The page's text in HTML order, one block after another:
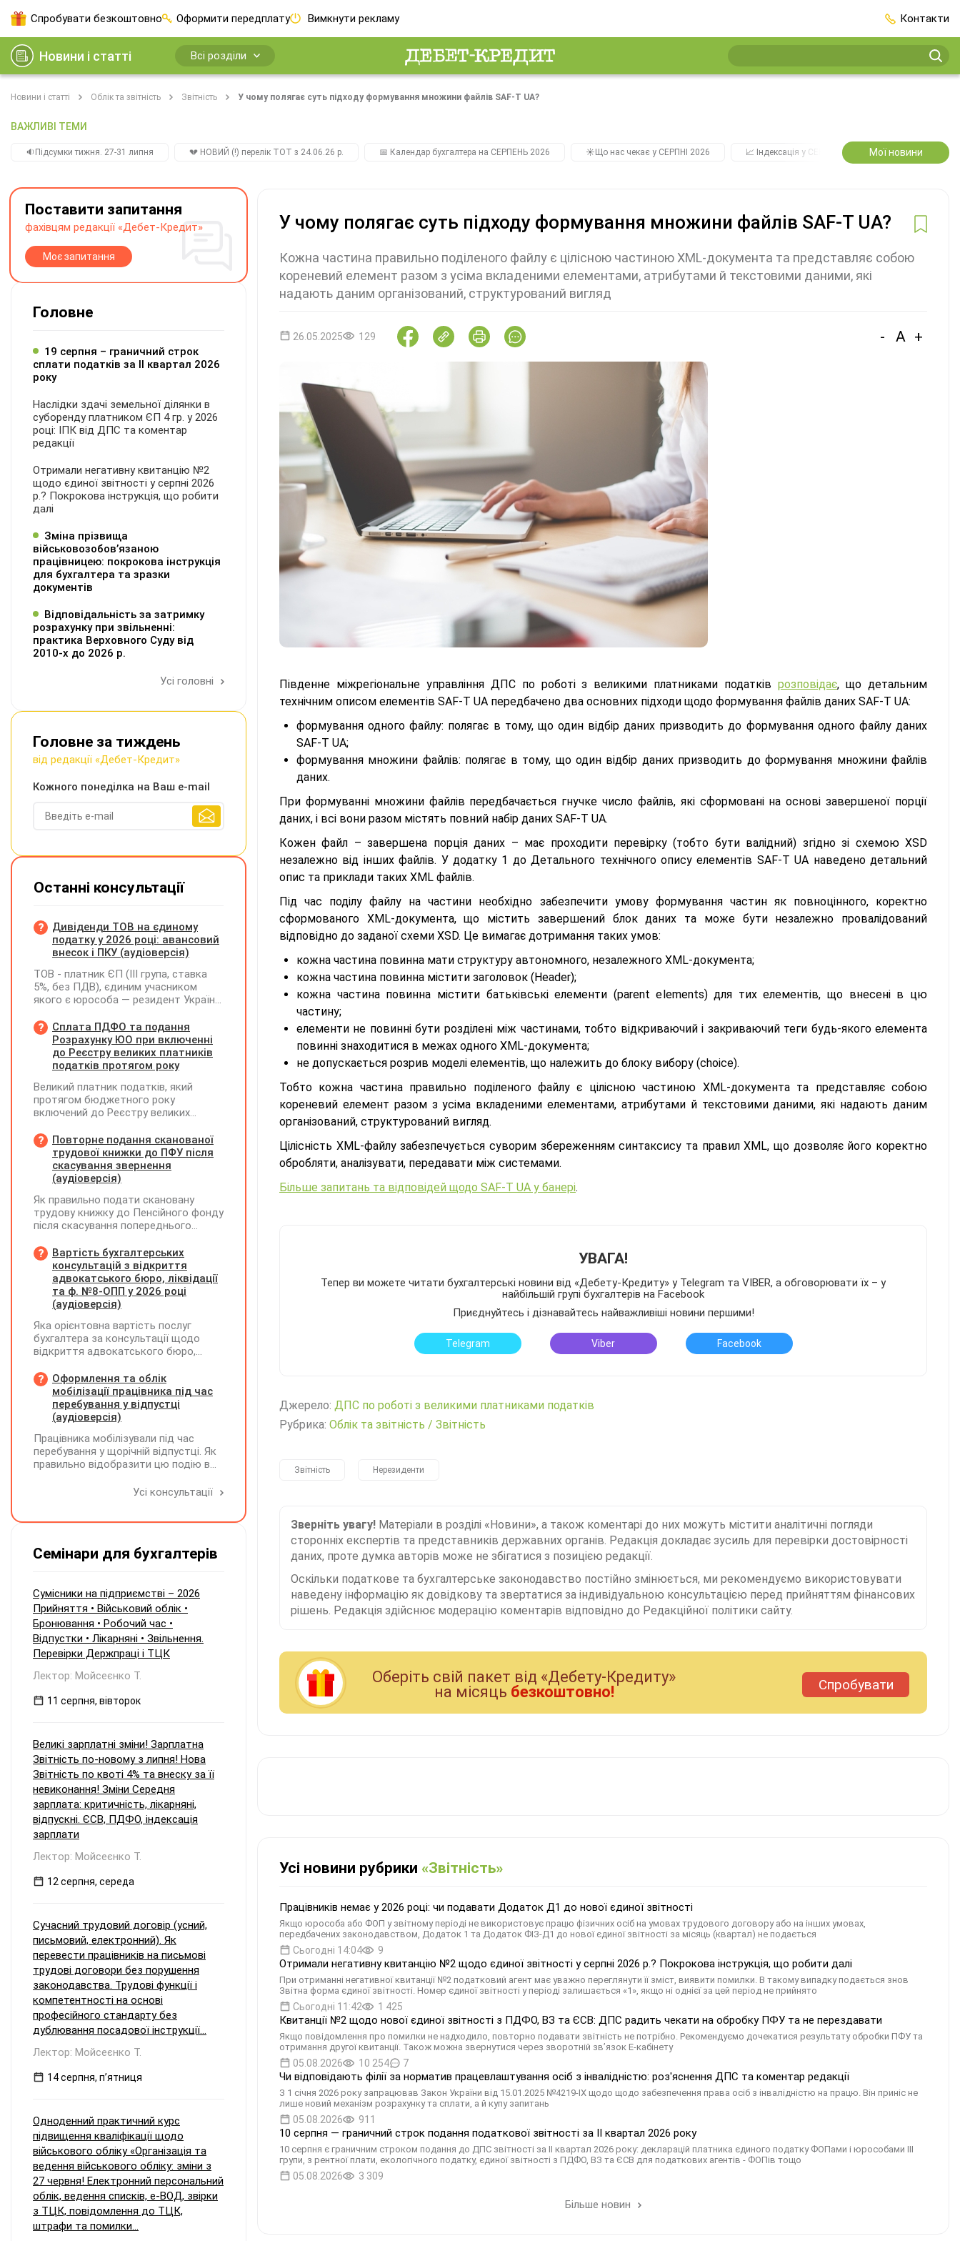
Спробувати безкоштовно Оформити передплату Вимкнути рекламу Контакти
Новини і статті Всі розділи
Новини і статті Облік та звітність Звітність У чому полягає суть підходу формування множини файлів SAF-T UA?
ВАЖЛИВІ ТЕМИ
🔉Підсумки тижня. 27-31 липня 💔 НОВИЙ (!) перелік ТОТ з 24.06.26 р. 📅 Календар бухгалтера на СЕРПЕНЬ 2026 ☀️Що нас чекає у СЕРПНІ 2026 📈 Індексація у СЕРПНІ 2️⃣0️⃣2️⃣7️⃣ Усі
Мої новини
У чому полягає суть підходу формування множини файлів SAF-T UA?
Кожна частина правильно поділеного файлу є цілісною частиною XML-документа та представляє собою
кореневий елемент разом з усіма вкладеними елементами, атрибутами й текстовими даними, які
надають даним організований, структурований вигляд
26.05.2025 129 - A +
Південне міжрегіональне управління ДПС по роботі з великими платниками податківрозповідає, що детальним
технічним описом елементів SAF-T UA передбачено два основних підходи щодо формування файлів даних SAF-T UA:
формування одного файлу: полягає в тому, що один відбір даних призводить до формування одного файлу даних
SAF-T UA;
формування множини файлів: полягає в тому, що один відбір даних призводить до формування множини файлів
даних.
При формуванні множини файлів передбачається гнучке число файлів, які сформовані на основі завершеної порції
даних, і всі вони разом містять повний набір даних SAF-T UA.
Кожен файл – завершена порція даних – має проходити перевірку (тобто бути валідний) згідно зі схемою XSD
незалежно від інших файлів. У додатку 1 до Детального технічного опису елементів SAF-T UA наведено детальний
опис та приклади таких XML файлів.
Під час поділу файлу на частини необхідно забезпечити умову формування частин як повноцінного, коректно
сформованого XML-документа, що містить завершений блок даних та може бути незалежно провалідований
відповідно до заданої схеми XSD. Це вимагає дотримання таких умов:
кожна частина повинна мати структуру автономного, незалежного XML-документа;
кожна частина повинна містити заголовок (Header);
кожна частина повинна містити батьківські елементи (parent elements) для тих елементів, що внесені в цю
частину;
елементи не повинні бути розділені між частинами, тобто відкриваючий і закриваючий теги будь-якого елемента
повинні знаходитися в межах одного XML-документа;
не допускається розрив моделі елементів, що належить до блоку вибору (choice).
Тобто кожна частина правильно поділеного файлу є цілісною частиною XML-документа та представляє собою
кореневий елемент разом з усіма вкладеними елементами, атрибутами й текстовими даними, які надають даним
організований, структурований вигляд.
Цілісність XML-файлу забезпечується суворим збереженням синтаксису та правил XML, що дозволяє його коректно
обробляти, аналізувати, передавати між системами.
Більше запитань та відповідей щодо SAF-T UA у банері.
УВАГА!
Тепер ви можете читати бухгалтерські новини від «Дебету-Кредиту» у Telegram та VIBER, а обговорювати їх – у
найбільшій групі бухгалтерів на Facebook
Приєднуйтесь і дізнавайтесь найважливіші новини першими!
Telegram Viber Facebook
Джерело: ДПС по роботі з великими платниками податків
Рубрика: Облік та звітність / Звітність
Звітність Нерезиденти
Зверніть увагу! Матеріали в розділі «Новини», а також коментарі до них можуть містити аналітичні погляди
сторонніх експертів та представників державних органів. Редакція докладає зусиль для перевірки достовірності
даних, проте думка авторів може не збігатися з позицією редакції.
Оскільки податкове та бухгалтерське законодавство постійно змінюється, ми рекомендуємо використовувати
наведену інформацію як довідкову та звертатися за індивідуальною консультацією перед прийняттям фінансових
рішень. Редакція здійснює модерацію коментарів відповідно до Редакційної політики сайту.
Оберiть свiй пакет вiд «Дебету-Кредиту»
на мiсяць безкоштовно! Спробувати
Усі новини рубрики «Звітність»
Працівників немає у 2026 році: чи подавати Додаток Д1 до нової єдиної звітності
Якщо юрособа або ФОП у звітному періоді не використовує працю фізичних осіб на умовах трудового договору або на інших умовах,
передбачених законодавством, Додаток 1 та Додаток ФІЗ-Д1 до нової єдиної звітності за місяць (квартал) не подається
Сьогодні 14:04 9
Отримали негативну квитанцію №2 щодо єдиної звітності у серпні 2026 р.? Покрокова інструкція, що робити далі
При отриманні негативної квитанції №2 податковий агент має уважно переглянути її зміст, виявити помилки. В такому випадку подається знов
Звітна форма єдиної звітності. Номер єдиної звітності у періоді залишається «1», якщо ні однієї за цей період не прийнято
Сьогодні 11:42 1 425
Квитанції №2 щодо нової єдиної звітності з ПДФО, ВЗ та ЄСВ: ДПС радить чекати на обробку ПФУ та не перездавати
Якщо повідомлення про помилки не надходило, повторно подавати звітність не потрібно. Рекомендуємо дочекатися результату обробки ПФУ та
отримання другої квитанції. Також можна звернутися через зворотній зв’язок Е-кабінету
05.08.2026 10 254 7
Чи відповідають філії за норматив працевлаштування осіб з інвалідністю: роз'яснення ДПС та коментар редакції
З 1 січня 2026 року запрацював Закон України від 15.01.2025 №4219-IX щодо щодо забезпечення права осіб з інвалідністю на працю. Він приніс не
лише новий механізм розрахунку та сплати, а й купу запитань
05.08.2026 911
10 серпня — граничний строк подання податкової звітності за II квартал 2026 року
10 серпня є граничним строком подання до ДПС звітності за II квартал 2026 року: декларацій платника єдиного податку ФОПами і юрособами III
групи, з рентної плати, екологічного податку, єдиної звітності з ПДФО, ВЗ та ЄСВ для податкових агентів - ФОПів тощо
05.08.2026 3 309
Більше новин
Поставити запитання
фахівцям редакції «Дебет-Кредит»
Моє запитання
Головне
19 серпня – граничний строк
сплати податків за ІI квартал 2026
року
Наслідки здачі земельної ділянки в
суборенду платником ЄП 4 гр. у 2026
році: ІПК від ДПС та коментар
редакції
Отримали негативну квитанцію №2
щодо єдиної звітності у серпні 2026
р.? Покрокова інструкція, що робити
далі
Зміна прізвища
військовозобов’язаною
працівницею: покрокова інструкція
для бухгалтера та зразки
документів
Відповідальність за затримку
розрахунку при звільненні:
практика Верховного Суду від
2010-х до 2026 р.
Усі головні
Головне за тиждень
від редакції «Дебет-Кредит»
Кожного понеділка на Ваш e-mail
Останні консультації
Дивіденди ТОВ на єдиному
податку у 2026 році: авансовий
внесок і ПКУ (аудіоверсія)
ТОВ - платник ЄП (ІІІ група, ставка
5%, без ПДВ), єдиним учасником
якого є юрособа — резидент України,
виплатити дивіденди за рахунок
нерозподіленого прибутку 2024–2025
років у сумі 15 млн грн. Які податкові
наслідки виникають у ТОВ-емітента?
Сплата ПДФО та подання
Розрахунку ЮО при включенні
до Реєстру великих платників
податків протягом року
Великий платник податків, який
протягом бюджетного року
включений до Реєстру великих
місцем попереднього обліку, а
Податковий розрахунок подає за
новим (основним) місцем обліку
Повторне подання сканованої
трудової книжки до ПФУ після
скасування звернення
(аудіоверсія)
Як правильно подати скановану
трудову книжку до Пенсійного фонду
після скасування попереднього
на титульній сторінці — надсилати
лише виправлену сторінку чи всю
трудову книжку заново?
Вартість бухгалтерських
консультацій з відкриття
адвокатського бюро, ліквідації
та ф. №8-ОПП у 2026 році
(аудіоверсія)
Яка орієнтовна вартість послуг
бухгалтера за консультації щодо
відкриття адвокатського бюро,
діяльності та подання звіту за
формою №8-ОПП?
Оформлення та облік
мобілізації працівника під час
перебування у відпустці
(аудіоверсія)
Працівника мобілізували під час
перебування у щорічній відпустці. Як
правильно відобразити цю подію в
бухгалтерському обліку таУсі консультації
Семінари для бухгалтерів
Сумісники на підприємстві – 2026
Прийняття • Військовий облік •
Бронювання • Робочий час •
Відпустки • Лікарняні • Звільнення.
Перевірки Держпраці і ТЦК
Лектор: Мойсеєнко Т.
11 серпня, вівторок
Великі зарплатні зміни! Зарплатна
Звітність по-новому з липня! Нова
Звітність по квоті 4% та внеску за її
невиконання! Зміни Середня
зарплата: критичність, лікарняні,
відпускні. ЄСВ, ПДФО, індексація
зарплати
Лектор: Мойсеєнко Т.
12 серпня, середа
Сучасний трудовий договір (усний,
письмовий, електронний). Як
перевести працівників на письмові
трудові договори без порушення
законодавства. Трудові функції і
компетентності на основі
професійного стандарту без
дублювання посадової інструкції...
Лектор: Мойсеєнко Т.
14 серпня, пʼятниця
Одноденний практичний курс
підвищення кваліфікації щодо
військового обліку «Організація та
ведення військового обліку: зміни з
27 червня! Електронний персональний
облік, ведення списків, е-ВОД, звірки
з ТЦК, повідомлення до ТЦК,
штрафи та помилки...